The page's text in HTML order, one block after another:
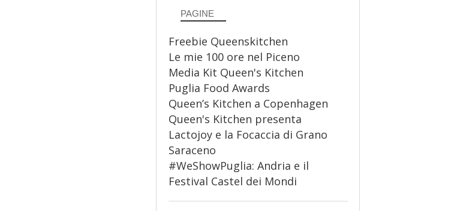
PAGINE
Freebie Queenskitchen
Le mie 100 ore nel Piceno
Media Kit Queen's Kitchen
Puglia Food Awards
Queen’s Kitchen a Copenhagen
Queen's Kitchen presenta
Lactojoy e la Focaccia di Grano
Saraceno
#WeShowPuglia: Andria e il
Festival Castel dei Mondi